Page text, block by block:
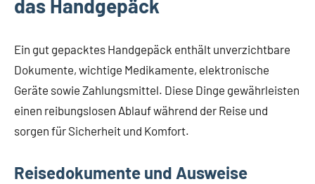
das Handgepäck
Ein gut gepacktes Handgepäck enthält unverzichtbare
Dokumente, wichtige Medikamente, elektronische
Geräte sowie Zahlungsmittel. Diese Dinge gewährleisten
einen reibungslosen Ablauf während der Reise und
sorgen für Sicherheit und Komfort.
Reisedokumente und Ausweise